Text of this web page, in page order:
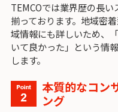
TEMCOでは業界歴の長い
揃っております。地域密
域情報にも詳しいため、
いて良かった」という情
します。
本質的なコン
ング